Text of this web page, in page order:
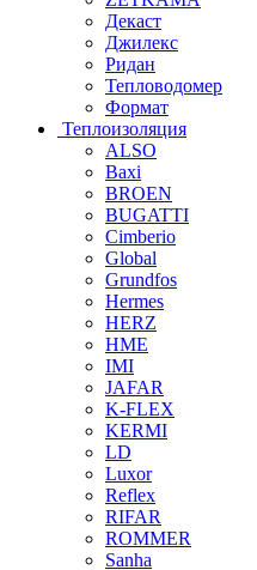
Декаст
Джилекс
Ридан
Тепловодомер
Формат
Теплоизоляция
ALSO
Baxi
BROEN
BUGATTI
Cimberio
Global
Grundfos
Hermes
HERZ
HME
IMI
JAFAR
K-FLEX
KERMI
LD
Luxor
Reflex
RIFAR
ROMMER
Sanha